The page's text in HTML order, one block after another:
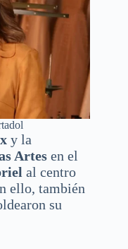
y la
Artes en el
al centro
ello, también
su